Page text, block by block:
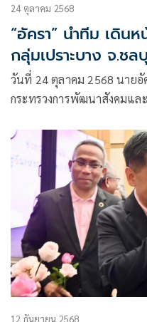
24 ตุลาคม 2568
“อัครา” นำทีม เดิน
กลุ่มเปราะบาง จ.ช
4 กระทรวง 3 สมา
ชีวิตคนทุกช่วงวัยทั่
วันที่ 24 ตุลาคม 2568 นายอั
กระทรวงการพัฒนาสังคมแ
12 กันยายน 2568